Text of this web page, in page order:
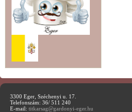
3300 Eger, Széchenyi u. 17.
Telefonszám: 36/ 511 240
E-mail: titkarsag@gardonyi-eger.hu